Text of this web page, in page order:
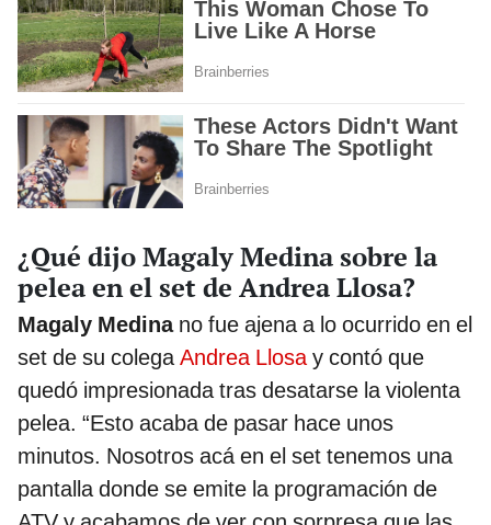
¿Qué dijo Magaly Medina sobre la
pelea en el set de Andrea Llosa?
Magaly Medinano fue ajena a lo ocurrido en el
set de su colegaAndrea Llosay contó que
quedó impresionada tras desatarse la violenta
pelea. “Esto acaba de pasar hace unos
minutos. Nosotros acá en el set tenemos una
pantalla donde se emite la programación de